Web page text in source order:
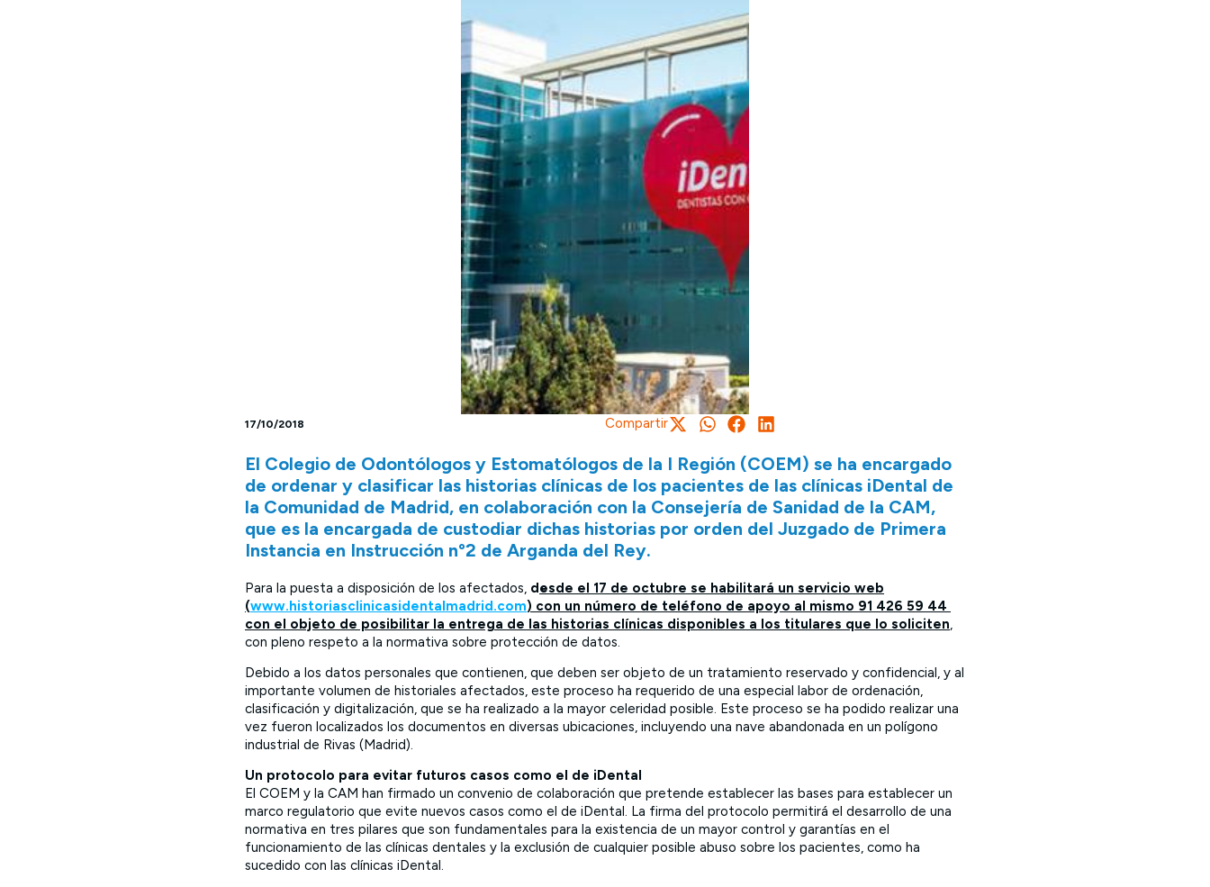
17/10/2018 Compartir
El Colegio de Odontólogos y Estomatólogos de la I Región (COEM) se ha encargado
de ordenar y clasificar las historias clínicas de los pacientes de las clínicas iDental de
la Comunidad de Madrid, en colaboración con la Consejería de Sanidad de la CAM,
que es la encargada de custodiar dichas historias por orden del Juzgado de Primera
Instancia en Instrucción nº2 de Arganda del Rey.
Para la puesta a disposición de los afectados, desde el 17 de octubre se habilitará un servicio web
(www.historiasclinicasidentalmadrid.com) con un número de teléfono de apoyo al mismo 91 426 59 44
con el objeto de posibilitar la entrega de las historias clínicas disponibles a los titulares que lo soliciten
con pleno respeto a la normativa sobre protección de datos.
Debido a los datos personales que contienen, que deben ser objeto de un tratamiento reservado y confidencial, y al
importante volumen de historiales afectados, este proceso ha requerido de una especial labor de ordenación,
clasificación y digitalización, que se ha realizado a la mayor celeridad posible. Este proceso se ha podido realizar una
vez fueron localizados los documentos en diversas ubicaciones, incluyendo una nave abandonada en un polígono
industrial de Rivas (Madrid).
Un protocolo para evitar futuros casos como el de iDental
El COEM y la CAM han firmado un convenio de colaboración que pretende establecer las bases para establecer un
marco regulatorio que evite nuevos casos como el de iDental. La firma del protocolo permitirá el desarrollo de una
normativa en tres pilares que son fundamentales para la existencia de un mayor control y garantías en el
funcionamiento de las clínicas dentales y la exclusión de cualquier posible abuso sobre los pacientes, como ha
sucedido con las clínicas iDental.